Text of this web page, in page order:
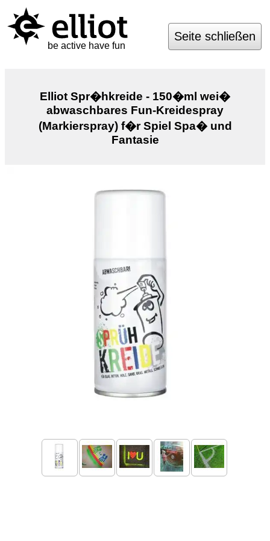
be active have fun
Seite schließen
Elliot Spr�hkreide - 150�ml wei�
abwaschbares Fun-Kreidespray
(Markierspray) f�r Spiel Spa� und
Fantasie